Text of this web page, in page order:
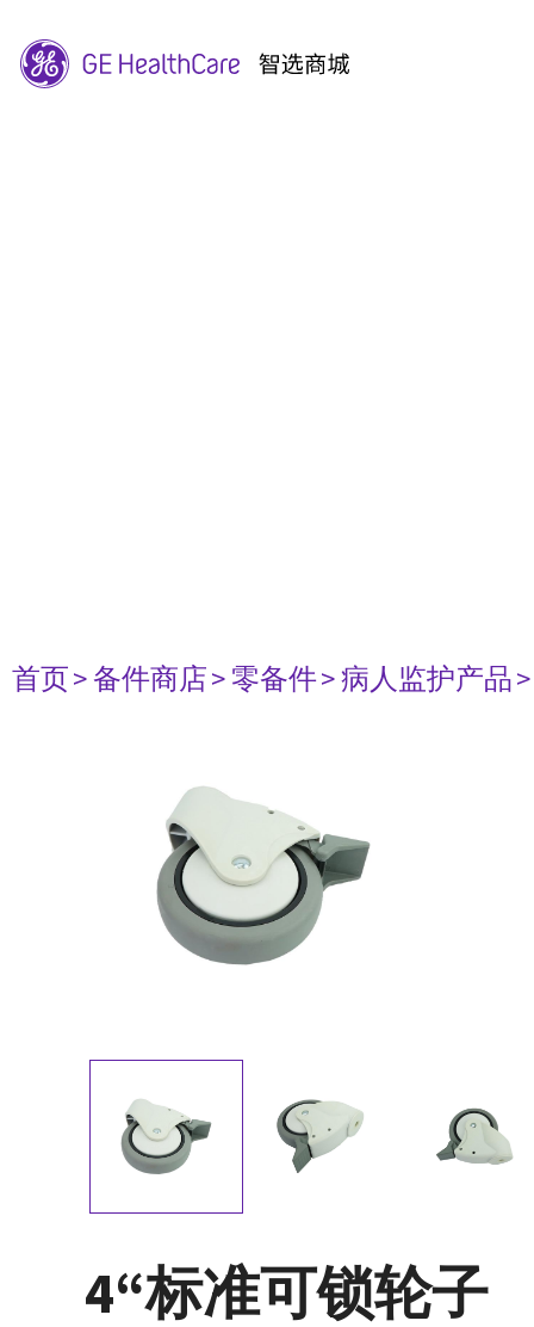
首页> 备件商店> 零备件> 病人监护产品
4“标准可锁轮子